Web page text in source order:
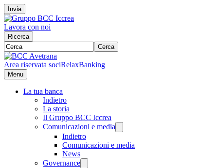
Invia
Lavora con noi
Ricerca
Cerca
Area riservata sociRelaxBanking
Menu
La tua banca
Indietro
La storia
Il Gruppo BCC Iccrea
Comunicazioni e media
Indietro
Comunicazioni e media
News
Governance